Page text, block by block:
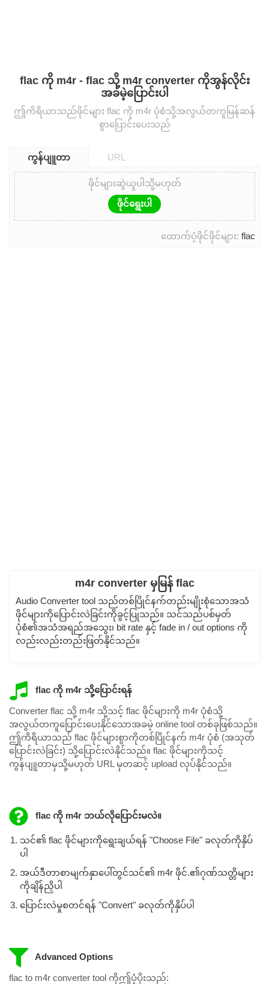
flac ကို m4r - flac သို့ m4r converter ကိုအွန်လိုင်း
အခမဲ့ပြောင်းပါ
ဤကိရိယာသည်ဖိုင်များ flac ကို m4r ပုံစံသို့အလွယ်တကူမြန်ဆန်
စွာပြောင်းပေးသည်
ကွန်ပျူတာ URL
ဖိုင်များဆွဲယူပါသို့မဟုတ်
ဖိုင်ရွေးပါ
ထောက်ပံ့ဖိုင်ဖိုင်များ: flac
m4r converter မှမြန် flac
Audio Converter tool သည်တစ်ပြိုင်နက်တည်းမျိုးစုံသောအသံ
ဖိုင်များကိုပြောင်းလဲခြင်းကိုခွင့်ပြုသည်။ သင်သည်ပစ်မှတ်
ပုံစံ၏အသံအရည်အသွေး၊ bit rate နှင့် fade in / out options ကို
လည်းလည်းတည်းဖြတ်နိုင်သည်။
flac ကို m4r သို့ပြောင်းရန်
Converter flac သို့ m4r သို့သင့် flac ဖိုင်များကို m4r ပုံစံသို့
အလွယ်တကူပြောင်းပေးနိုင်သောအခမဲ့ online tool တစ်ခုဖြစ်သည်။
ဤကိရိယာသည် flac ဖိုင်များစွာကိုတစ်ပြိုင်နက် m4r ပုံစံ (အသုတ်
ပြောင်းလဲခြင်း) သို့ပြောင်းလဲနိုင်သည်။ flac ဖိုင်များကိုသင့်
ကွန်ပျူတာမှသို့မဟုတ် URL မှတဆင့် upload လုပ်နိုင်သည်။
flac ကို m4r ဘယ်လိုပြောင်းမလဲ။
သင်၏ flac ဖိုင်များကိုရွေးချယ်ရန် "Choose File" ခလုတ်ကိုနှိပ်
ပါ
အယ်ဒီတာစာမျက်နှာပေါ်တွင်သင်၏ m4r ဖိုင်.၏ဂုဏ်သတ္တိများ
ကိုချိန်ညှိပါ
ပြောင်းလဲမှုစတင်ရန် "Convert" ခလုတ်ကိုနှိပ်ပါ
Advanced Options
flac to m4r converter tool ကိုဤပံ့ပိုးသည်: